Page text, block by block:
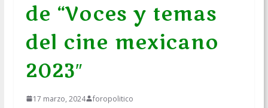
de “Voces y temas
del cine mexicano
2023″
17 marzo, 2024 foropolitico